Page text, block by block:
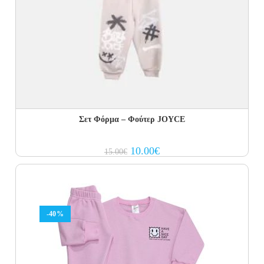
Σετ Φόρμα – Φούτερ JOYCE
15.00€ Original
price
was:
10.00€Current
price
is:
-40%